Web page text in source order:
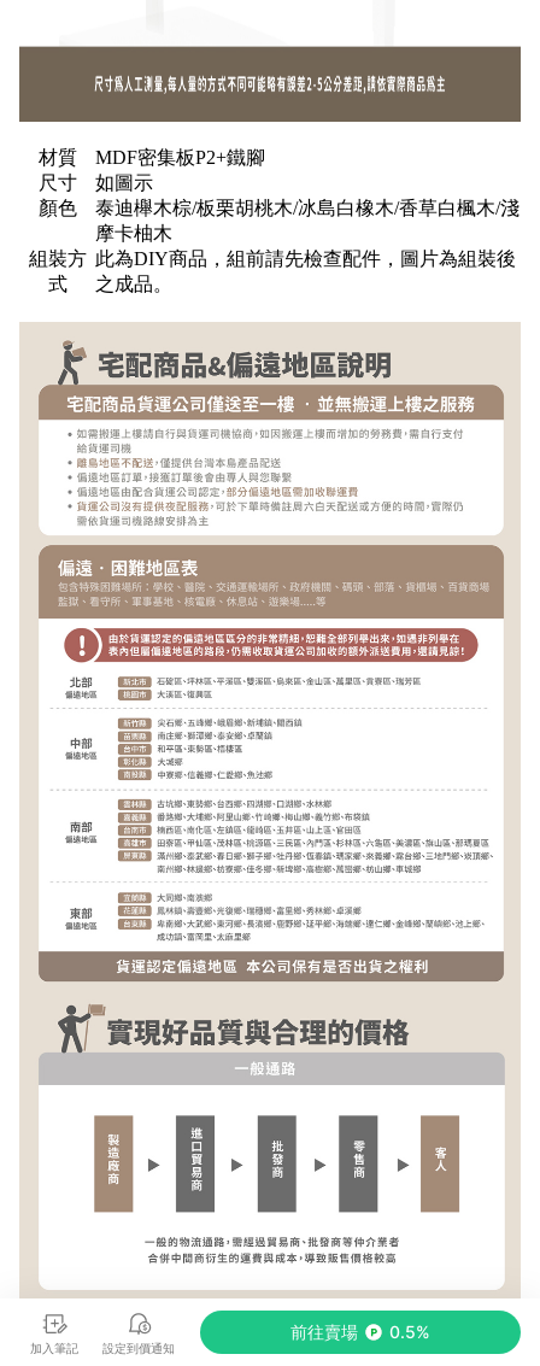
材質
MDF密集板P2+鐵腳
尺寸
如圖示
顏色
泰迪櫸木棕/板栗胡桃木/冰島白橡木/香草白楓木/淺
摩卡柚木
組裝方
式
此為DIY商品，組前請先檢查配件，圖片為組裝後
之成品。
加入筆記 設定到價通知
前往賣場 0.5%